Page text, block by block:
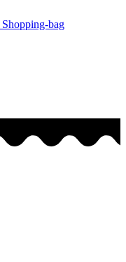
Shopping-bag